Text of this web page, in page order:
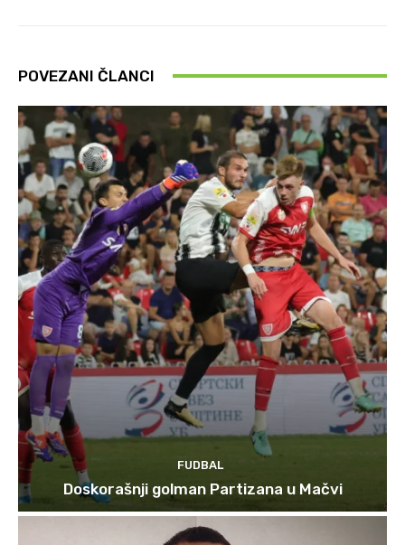
POVEZANI ČLANCI
FUDBAL
Doskorašnji golman Partizana u Mačvi